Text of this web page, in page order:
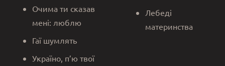
Очима ти сказав
мені: люблю
Гаї шумлять
Україно, п’ю твої
Лебеді
материнства